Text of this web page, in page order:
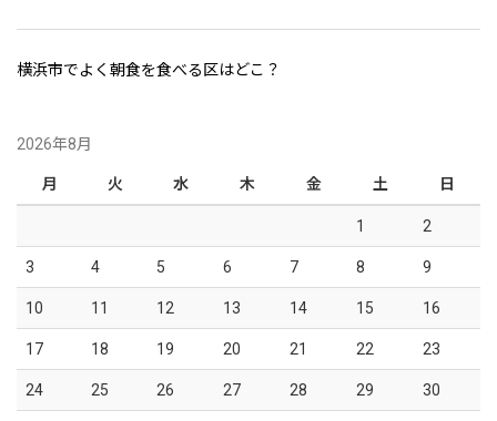
横浜市でよく朝食を食べる区はどこ？
2026年8月
月 火 水 木 金 土 日
1 2
3 4 5 6 7 8 9
10 11 12 13 14 15 16
17 18 19 20 21 22 23
24 25 26 27 28 29 30